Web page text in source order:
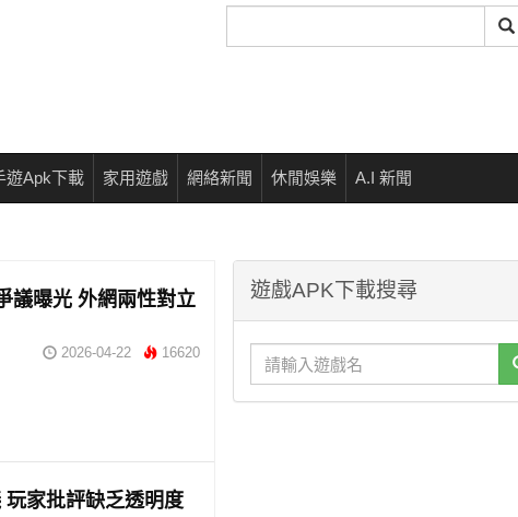
尋
遊Apk下載 家用遊戲 網絡新聞 休閒娛樂 A.I 新聞
議曝光 外網兩性對立
2026-04-22 16620
玩家批評缺乏透明度
遊戲APK下載搜尋